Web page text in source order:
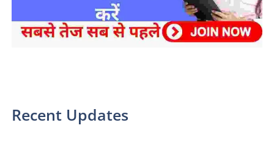
Recent Updates